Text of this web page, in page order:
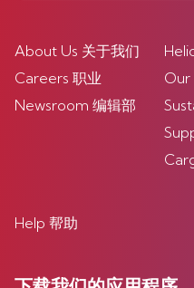
About Us 关于我们
Careers 职业
Newsroom 编辑部
Our
Help 帮助